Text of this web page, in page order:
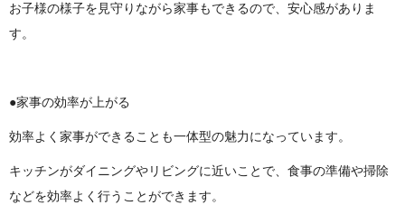
お子様の様子を見守りながら家事もできるので、安心感がありま
す。
●家事の効率が上がる
効率よく家事ができることも一体型の魅力になっています。
キッチンがダイニングやリビングに近いことで、食事の準備や掃除
などを効率よく行うことができます。